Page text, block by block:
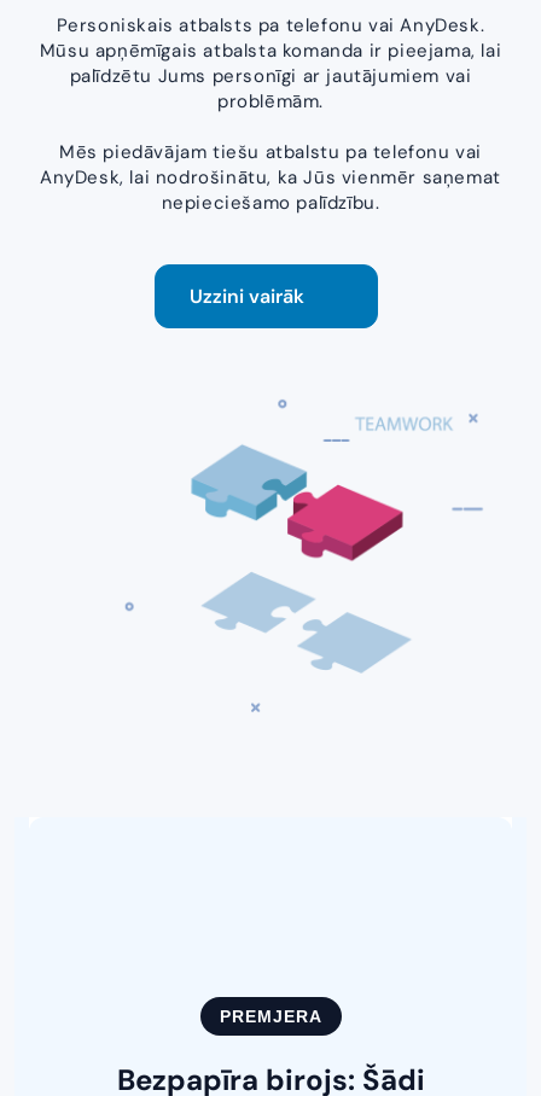
Personiskais atbalsts pa telefonu vai AnyDesk.
Mūsu apņēmīgais atbalsta komanda ir pieejama, lai
palīdzētu Jums personīgi ar jautājumiem vai
problēmām.
Mēs piedāvājam tiešu atbalstu pa telefonu vai
AnyDesk, lai nodrošinātu, ka Jūs vienmēr saņemat
nepieciešamo palīdzību.
Uzzini vairāk
PREMJERA
Bezpapīra birojs: Šādi